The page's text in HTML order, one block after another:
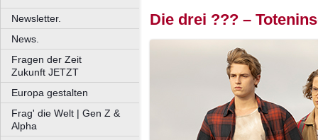
Newsletter.
News.
Fragen der Zeit
Zukunft JETZT
Europa gestalten
Frag' die Welt | Gen Z &
Alpha
Die drei ??? –